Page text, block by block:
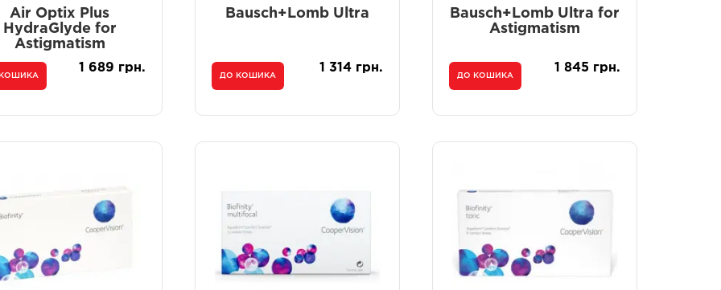
Air Optix Plus
HydraGlyde for
Astigmatism
1 689 грн.
Bausch+Lomb Ultra
ДО КОШИКА
1 314 грн.
Bausch+Lomb Ultra for
Astigmatism
ДО КОШИКА
1 845 грн.